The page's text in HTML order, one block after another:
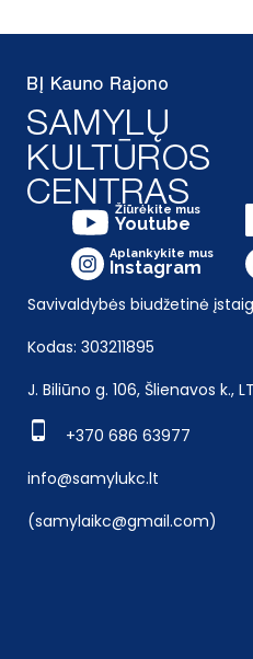
Žiūrėkite mus
Youtube
Aplankykite mus
Instagram
Savivaldybės biudžetinė
Kodas: 303211895
J. Biliūno g. 106, Šlienavos k.,
+370 686 63977
info@samylukc.lt
(samylaikc@gmail.com)